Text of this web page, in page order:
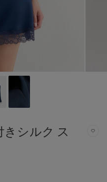
きシルク ス